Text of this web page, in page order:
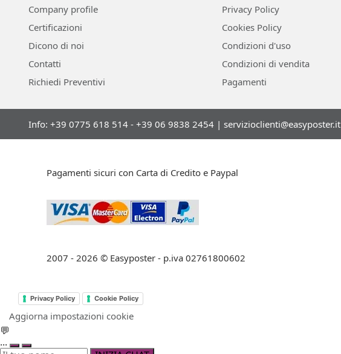
Company profile
Certificazioni
Dicono di noi
Contatti
Richiedi Preventivi
Privacy Policy
Cookies Policy
Condizioni d'uso
Condizioni di vendita
Pagamenti
Info: +39 0775 618 514 - +39 06 9838 2454 | servizioclienti@easyposter.it
Pagamenti sicuri con Carta di Credito e Paypal
2007 - 2026 © Easyposter - p.iva 02761800602
Privacy Policy Cookie Policy
Aggiorna impostazioni cookie
💬
...